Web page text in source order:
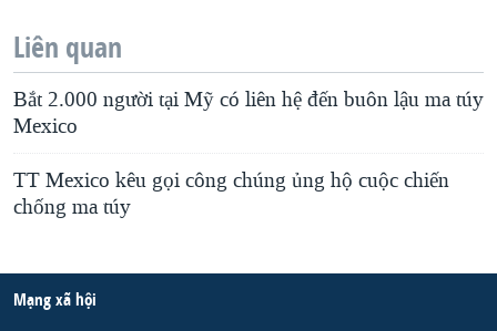
Liên quan
Bắt 2.000 người tại Mỹ có liên hệ đến buôn lậu ma túy
Mexico
TT Mexico kêu gọi công chúng ủng hộ cuộc chiến
chống ma túy
Mạng xã hội